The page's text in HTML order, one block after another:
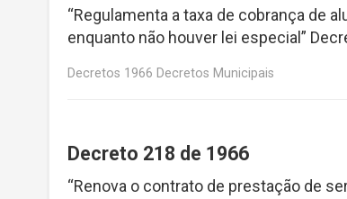
“Regulamenta a taxa de cobrança de
enquanto não houver lei especial”
Decretos 1966 Decretos Municipais
Decreto 218 de 1966
“Renova o contrato de prestação de